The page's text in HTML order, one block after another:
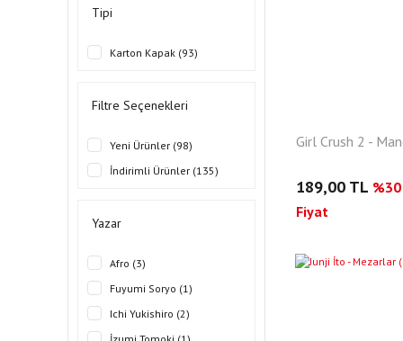
Tipi
Karton Kapak (93)
Filtre Seçenekleri
Yeni Ürünler (98)
İndirimli Ürünler (135)
Yazar
Afro (3)
Fuyumi Soryo (1)
Ichi Yukishiro (2)
Girl Crush 2 -
189,00 TL
Fiyat